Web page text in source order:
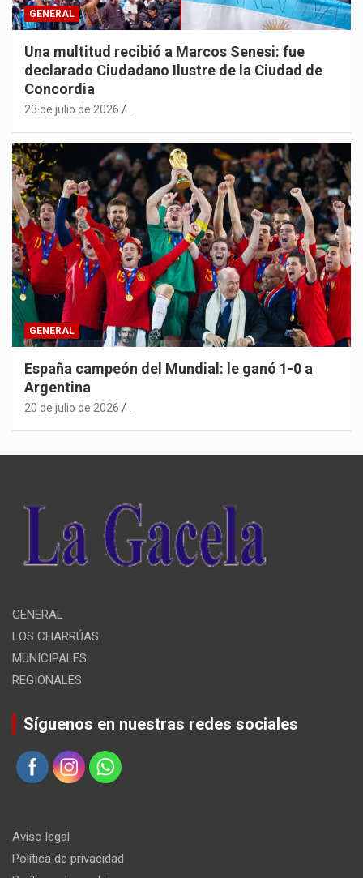
GENERAL
Una multitud recibió a Marcos Senesi: fue
declarado Ciudadano Ilustre de la Ciudad de
Concordia
23 de julio de 2026
GENERAL
España campeón del Mundial: le ganó 1-0 a
Argentina
20 de julio de 2026
GENERAL
LOS CHARRÚAS
MUNICIPALES
REGIONALES
Síguenos en nuestras redes sociales
Aviso legal
Política de privacidad